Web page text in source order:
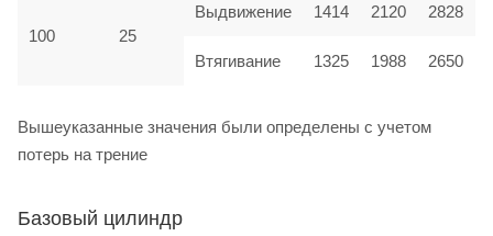
100 25
Выдвижение 1414 2120 2828
Втягивание 1325 1988 2650
Вышеуказанные значения были определены с учетом
потерь на трение
Базовый цилиндр